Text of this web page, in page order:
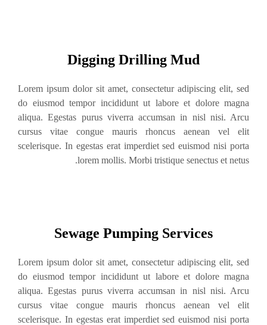
Digging Drilling Mud
Lorem ipsum dolor sit amet, consectetur adipiscing elit, sed
do eiusmod tempor incididunt ut labore et dolore magna
aliqua. Egestas purus viverra accumsan in nisl nisi. Arcu
cursus vitae congue mauris rhoncus aenean vel elit
scelerisque. In egestas erat imperdiet sed euismod nisi porta
lorem mollis. Morbi tristique senectus et netus.
Sewage Pumping Services
Lorem ipsum dolor sit amet, consectetur adipiscing elit, sed
do eiusmod tempor incididunt ut labore et dolore magna
aliqua. Egestas purus viverra accumsan in nisl nisi. Arcu
cursus vitae congue mauris rhoncus aenean vel elit
scelerisque. In egestas erat imperdiet sed euismod nisi porta